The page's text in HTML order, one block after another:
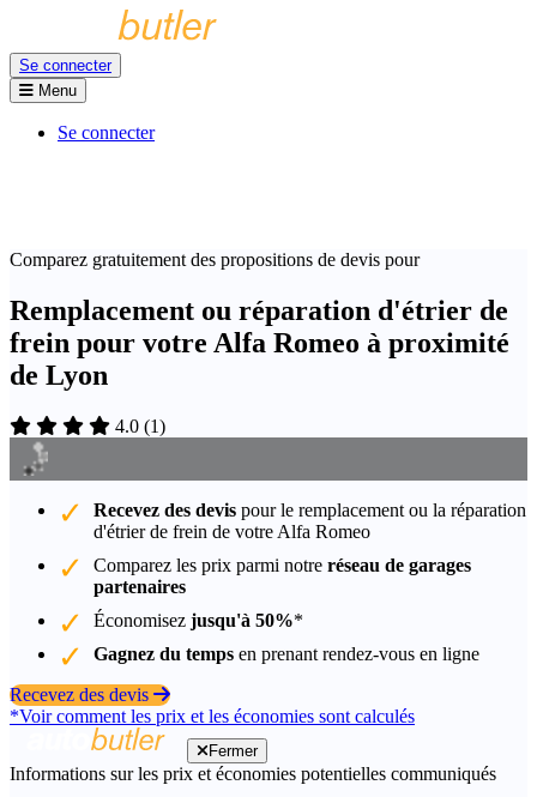
Se connecter
Menu
Se connecter
Comparez gratuitement des propositions de devis pour
Remplacement ou réparation d'étrier de
frein pour votre Alfa Romeo à proximité
de Lyon
4.0 (1)
Recevez des devis pour le remplacement ou la réparation
d'étrier de frein de votre Alfa Romeo
Comparez les prix parmi notre réseau de garages
partenaires
Économisez jusqu'à 50%*
Gagnez du temps en prenant rendez-vous en ligne
Recevez des devis
*Voir comment les prix et les économies sont calculés
Fermer
Informations sur les prix et économies potentielles communiqués